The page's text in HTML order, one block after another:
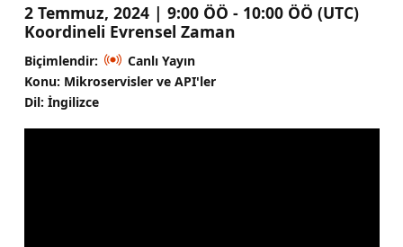
2 Temmuz, 2024 | 9:00 ÖÖ - 10:00 ÖÖ (UTC)
Koordineli Evrensel Zaman
Biçimlendir:
Canlı Yayın
Konu: Mikroservisler ve API'ler
Dil: İngilizce